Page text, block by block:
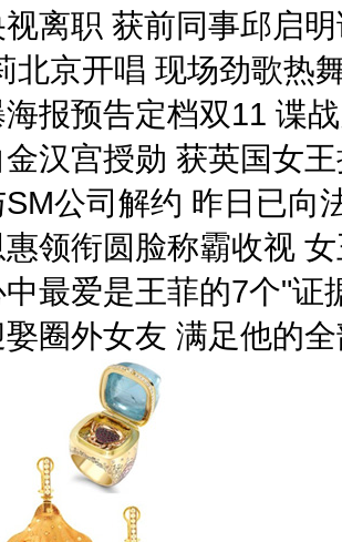
离职 获前同事邱启
北京开唱 现场劲歌热
海报预告定档双11 谍
汉宫授勋 获英国女
公司解约 昨日已向
领衔圆脸称霸收视
最爱是王菲的7个"证
圈外女友 满足他的